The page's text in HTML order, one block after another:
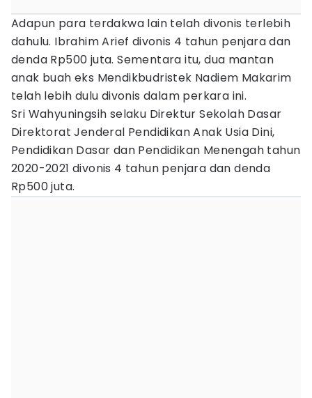
Adapun para terdakwa lain telah divonis terlebih
dahulu. Ibrahim Arief divonis 4 tahun penjara dan
denda Rp500 juta. Sementara itu, dua mantan
anak buah eks Mendikbudristek Nadiem Makarim
telah lebih dulu divonis dalam perkara ini.
Sri Wahyuningsih selaku Direktur Sekolah Dasar
Direktorat Jenderal Pendidikan Anak Usia Dini,
Pendidikan Dasar dan Pendidikan Menengah tahun
2020-2021 divonis 4 tahun penjara dan denda
Rp500 juta.